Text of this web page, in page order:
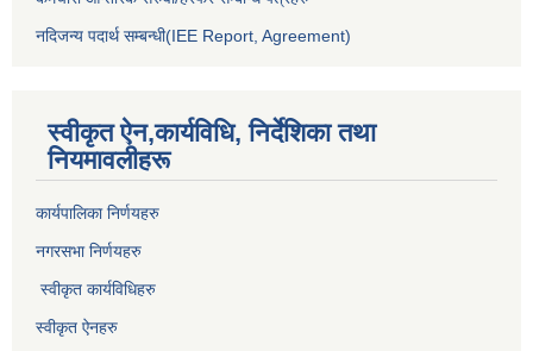
नदिजन्य पदार्थ सम्बन्धी(IEE Report, Agreement)​
स्वीकृत ऐन,कार्यविधि, निर्देशिका तथा
नियमावलीहरू
कार्यपालिका निर्णयहरु
नगरसभा निर्णयहरु
स्वीकृत कार्यविधिहरु
स्वीकृत ऐनहरु